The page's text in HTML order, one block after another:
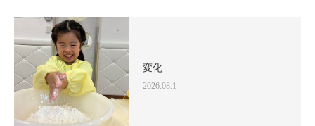
変化
2026.08.1